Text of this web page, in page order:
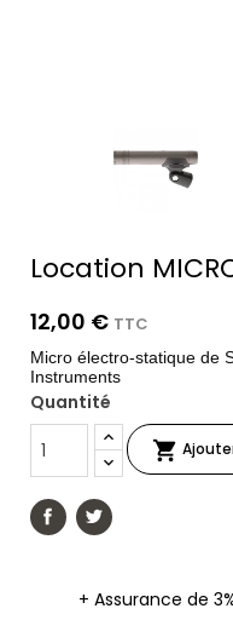
Location
12,00 € TTC
Micro électro-statique de
Instruments
Quantité

+ Assurance de